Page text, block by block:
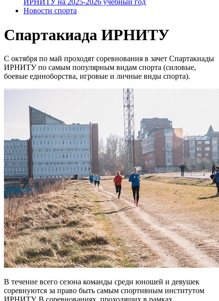
ИРНИТУ на 2025-2026 учебный год
Новости спорта
Спартакиада ИРНИТУ
С октября по май проходят соревнования в зачет Спартакиады
ИРНИТУ по самым популярным видам спорта (силовые,
боевые единоборства, игровые и личные виды спорта).
В течение всего сезона команды среди юношей и девушек
соревнуются за право быть самым спортивным институтом